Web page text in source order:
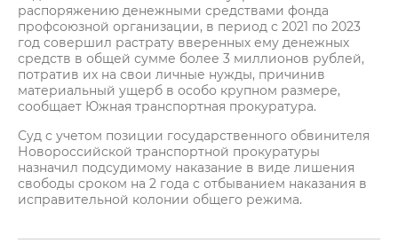
распоряжению денежными средствами фонда
профсоюзной организации, в период с 2021 по 2023
год совершил растрату вверенных ему денежных
средств в общей сумме более 3 миллионов рублей,
потратив их на свои личные нужды, причинив
материальный ущерб в особо крупном размере,
сообщает Южная транспортная прокуратура.
Суд с учетом позиции государственного обвинителя
Новороссийской транспортной прокуратуры
назначил подсудимому наказание в виде лишения
свободы сроком на 2 года с отбыванием наказания в
исправительной колонии общего режима.